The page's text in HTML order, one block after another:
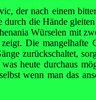
der nach einem
durch die Hände
Würselen mit
Die mangelhafte
zurückschaltet,
heute durchaus
wenn man das